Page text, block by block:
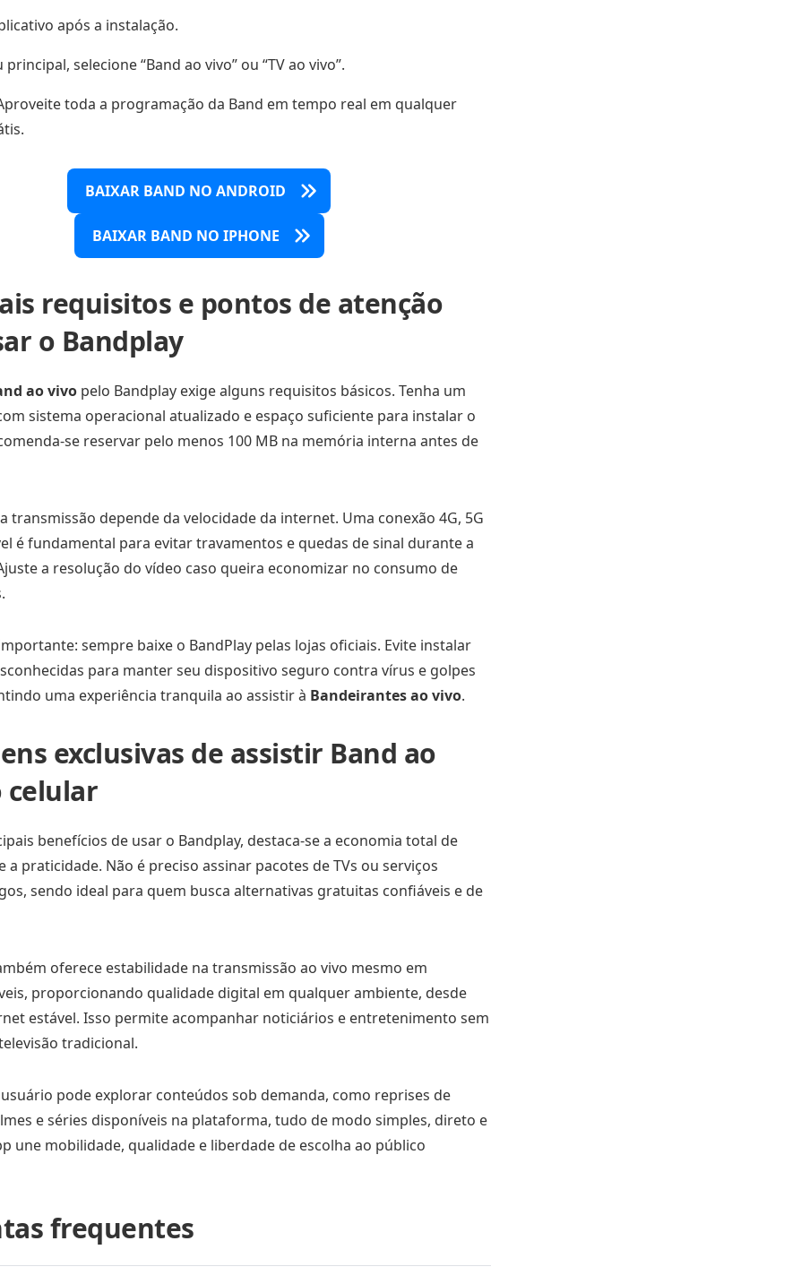
após a instalação.
selecione “Band ao vivo” ou “TV ao vivo”.
toda a programação da Band em tempo real em qualquer
BAIXAR BAND NO ANDROID
BAIXAR BAND NO IPHONE
requisitos e pontos de atenção
o Bandplay
ao vivopelo Bandplay exige alguns requisitos básicos. Tenha um
sistema operacional atualizado e espaço suficiente para instalar o
se reservar pelo menos 100 MB na memória interna antes de
transmissão depende da velocidade da internet. Uma conexão 4G, 5G
é fundamental para evitar travamentos e quedas de sinal durante a
a resolução do vídeo caso queira economizar no consumo de
sempre baixe o BandPlay pelas lojas oficiais. Evite instalar
para manter seu dispositivo seguro contra vírus e golpes
uma experiência tranquila ao assistir à Bandeirantes ao vivo.
exclusivas de assistir Band ao
celular
benefícios de usar o Bandplay, destaca-se a economia total de
a praticidade. Não é preciso assinar pacotes de TVs ou serviços
sendo ideal para quem busca alternativas gratuitas confiáveis e de
oferece estabilidade na transmissão ao vivo mesmo em
proporcionando qualidade digital em qualquer ambiente, desde
estável. Isso permite acompanhar noticiários e entretenimento sem
tradicional.
pode explorar conteúdos sob demanda, como reprises de
e séries disponíveis na plataforma, tudo de modo simples, direto e
une mobilidade, qualidade e liberdade de escolha ao público
frequentes